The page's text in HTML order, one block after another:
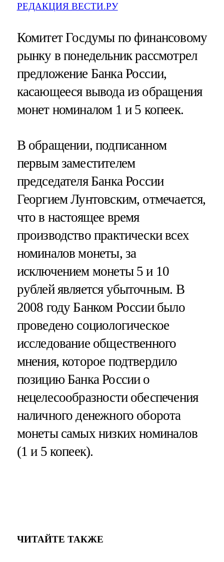
РЕДАКЦИЯ ВЕСТИ.РУ
Комитет Госдумы по финансовому
рынку в понедельник рассмотрел
предложение Банка России,
касающееся вывода из обращения
монет номиналом 1 и 5 копеек.
В обращении, подписанном
первым заместителем
председателя Банка России
Георгием Лунтовским, отмечается,
что в настоящее время
производство практически всех
номиналов монеты, за
исключением монеты 5 и 10
рублей является убыточным. В
2008 году Банком России было
проведено социологическое
исследование общественного
мнения, которое подтвердило
позицию Банка России о
нецелесообразности обеспечения
наличного денежного оборота
монеты самых низких номиналов
(1 и 5 копеек).
ЧИТАЙТЕ ТАКЖЕ